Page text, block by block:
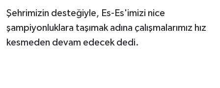
Şehrimizin desteğiyle, Es-Es'imizi nice
şampiyonluklara taşımak adına çalışmalarımız hız
kesmeden devam edecek dedi.